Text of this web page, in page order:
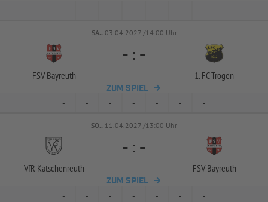
- - - - - - -
SA.. 03.04.2027 /14:00 Uhr
FSV Bayreuth
- : -
1. FC Trogen
ZUM SPIEL
- - - - - - -
SO.. 11.04.2027 /13:00 Uhr
VfR Katschenreuth
- : -
FSV Bayreuth
ZUM SPIEL
- - - - - - -